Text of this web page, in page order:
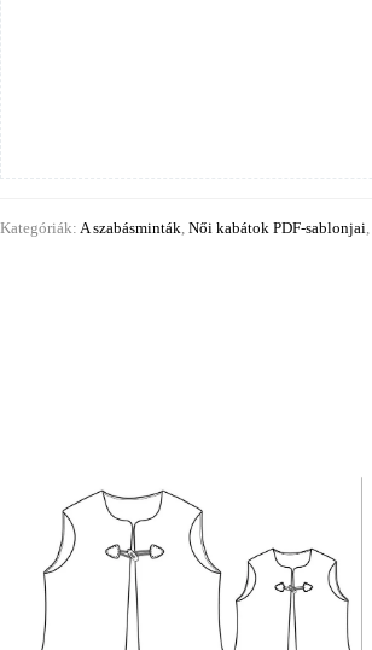
Kategóriák: A szabásminták Női kabátok PDF-sablonjai